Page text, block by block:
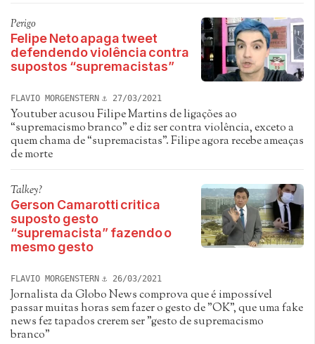
Perigo
Felipe Neto apaga tweet
defendendo violência contra
supostos “supremacistas”
FLAVIO MORGENSTERN 27/03/2021
Youtuber acusou Filipe Martins de ligações ao
“supremacismo branco” e diz ser contra violência, exceto a
quem chama de “supremacistas”. Filipe agora recebe ameaças
de morte
Talkey?
Gerson Camarotti critica
suposto gesto
“supremacista” fazendo o
mesmo gesto
FLAVIO MORGENSTERN 26/03/2021
Jornalista da Globo News comprova que é impossível
passar muitas horas sem fazer o gesto de "OK", que uma fake
news fez tapados crerem ser "gesto de supremacismo
branco"